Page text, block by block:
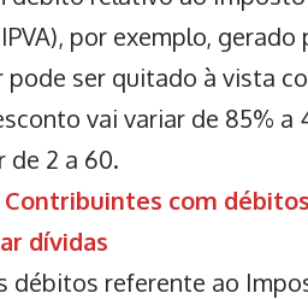
por exemplo,
ser quitado à vista
vai variar de 85%
de 2 a 60.
com
dívidas
débitos referente ao